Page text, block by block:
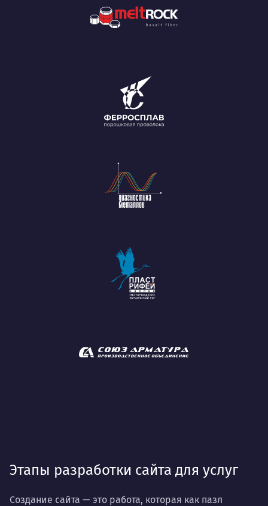
Этапы разработки сайта для услуг
Создание сайта — это работа, которая как пазл